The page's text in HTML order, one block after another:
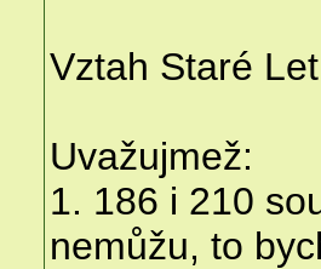
Vztah Staré
Uvažujmež:
1. 186 i 210
nemůžu, to